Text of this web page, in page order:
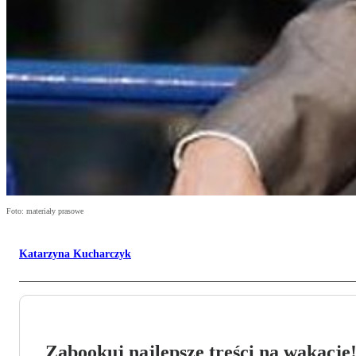
Foto: materiały prasowe
Katarzyna Kucharczyk